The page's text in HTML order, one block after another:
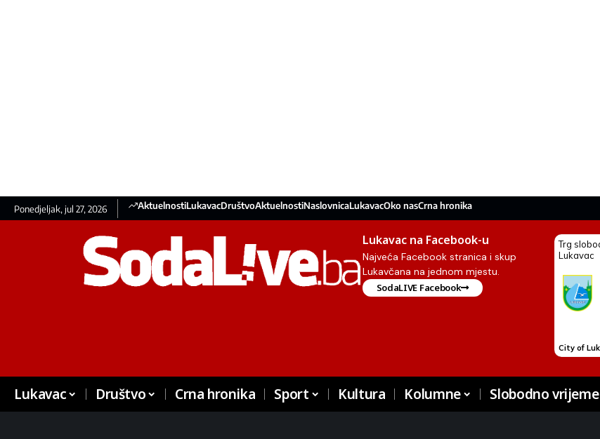
Ponedjeljak, jul 27, 2026 AktuelnostiLukavacDruštvoAktuelnostiNaslovnicaLukavacOko nasCrna hronika
Lukavac na Facebook-u
Najveća Facebook stranica i skup
Lukavčana na jednom mjestu.
SodaLIVE Facebook
Lukavac Društvo Crna hronika Sport Kultura Kolumne Slobodno vrijeme